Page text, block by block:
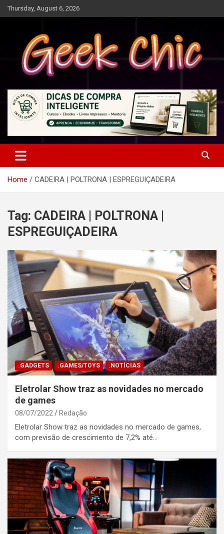
Skip
to
Thursday, August 6, 2026
Geek Chic
Home CADEIRA | POLTRONA | ESPREGUIÇADEIRA
Tag: CADEIRA | POLTRONA |
ESPREGUIÇADEIRA
.GADGETS .GAMES/TOYS .NOTÍCIAS
Eletrolar Show traz as novidades no mercado
de games
08/07/2022 Redação
Eletrolar Show traz as novidades no mercado de games,
com previsão de crescimento de 7,2% até…